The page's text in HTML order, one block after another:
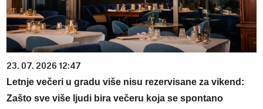
23. 07. 2026 12:47
Letnje večeri u gradu više nisu rezervisane za vikend:
Zašto sve više ljudi bira večeru koja se spontano